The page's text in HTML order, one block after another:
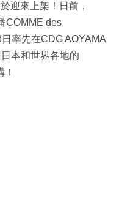
迎來上架！日前，
COMME des
率先在CDG AOYAMA
本和世界各地的